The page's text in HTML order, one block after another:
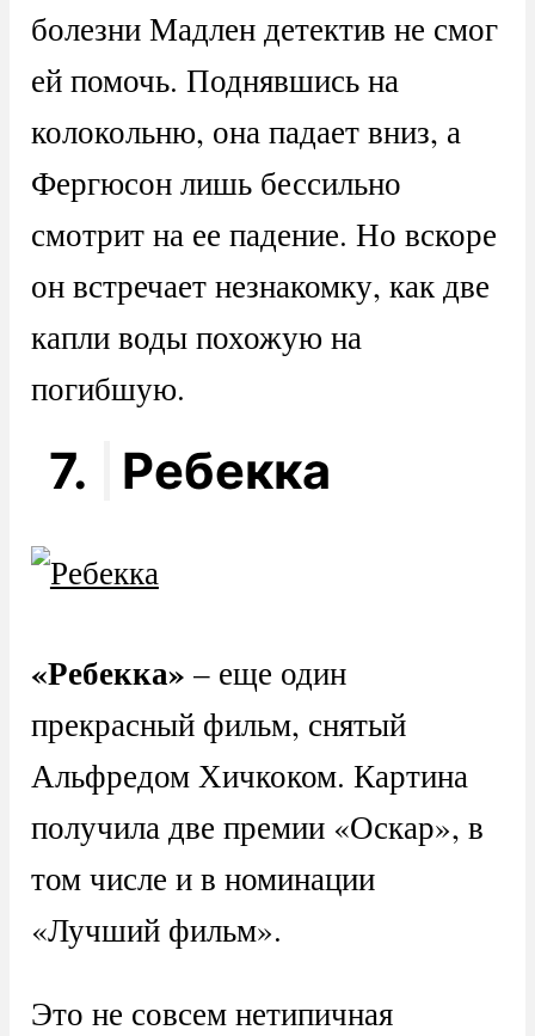
болезни Мадлен детектив не смог
ей помочь. Поднявшись на
колокольню, она падает вниз, а
Фергюсон лишь бессильно
смотрит на ее падение. Но вскоре
он встречает незнакомку, как две
капли воды похожую на
погибшую.
7. Ребекка
«Ребекка» – еще один
прекрасный фильм, снятый
Альфредом Хичкоком. Картина
получила две премии «Оскар», в
том числе и в номинации
«Лучший фильм».
Это не совсем нетипичная